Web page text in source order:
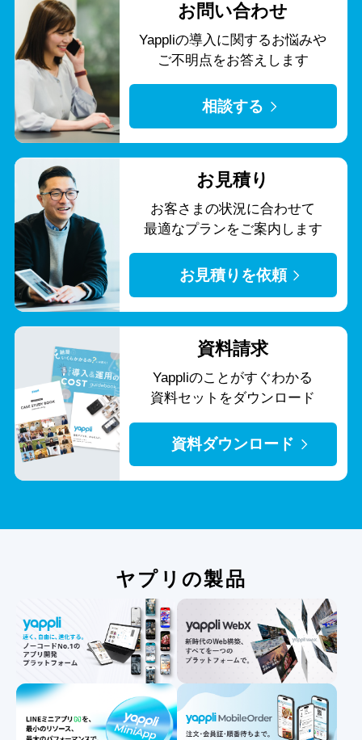
お問い合わせ
Yappliの導入に関するお悩みや
ご不明点をお答えします
相談する
お見積り
お客さまの状況に合わせて
最適なプランをご案内します
お見積りを依頼
資料請求
Yappliのことがすぐわかる
資料セットをダウンロード
資料ダウンロード
ヤプリの製品